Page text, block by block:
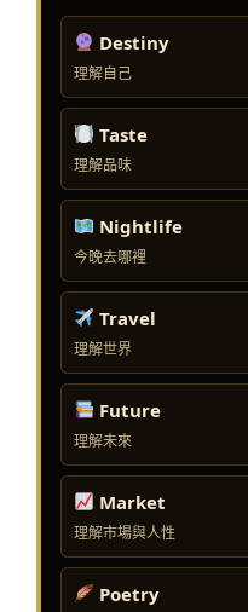
Destiny
理解自己
Taste
理解品味
Nightlife
今晚去哪裡
Travel
理解世界
Future
理解未來
Market
理解市場與人性
Poetry